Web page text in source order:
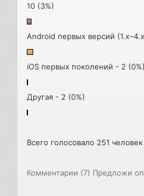
10 (3%)
Android первых версий
iOS первых поколений - 2 (0%)
Другая - 2 (0%)
Всего голосовало 251 человек
Комментарии (7) Предложи